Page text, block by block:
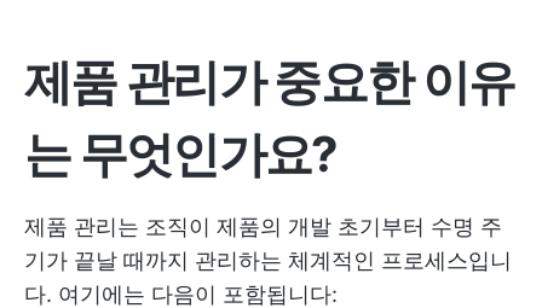
제품 관리가 중요한 이유
는 무엇인가요?
제품 관리는 조직이 제품의 개발 초기부터 수명 주
기가 끝날 때까지 관리하는 체계적인 프로세스입니
다. 여기에는 다음이 포함됩니다: